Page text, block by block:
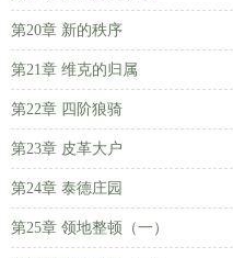
第20章 新的秩序
第21章 维克的归属
第22章 四阶狼骑
第23章 皮革大户
第24章 泰德庄园
第25章 领地整顿（一）